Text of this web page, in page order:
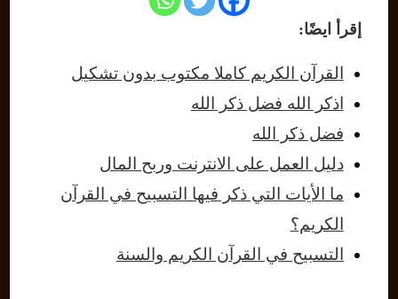
إقرأ ايضًا:
القرآن الكريم كاملا مكتوب بدون تشكيل
اذكر الله فضل ذكر الله
فضل ذكر الله
دليل العمل على الانترنت وربح المال
ما الأيات التي ذكر فيها التسبيح في القرآن
الكريم؟
التسبيح في القرآن الكريم والسنة